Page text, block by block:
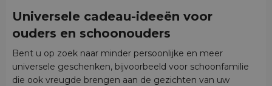
Universele cadeau-ideeën voor
ouders en schoonouders
Bent u op zoek naar minder persoonlijke en meer
universele geschenken, bijvoorbeeld voor schoonfamilie
die ook vreugde brengen aan de gezichten van uw